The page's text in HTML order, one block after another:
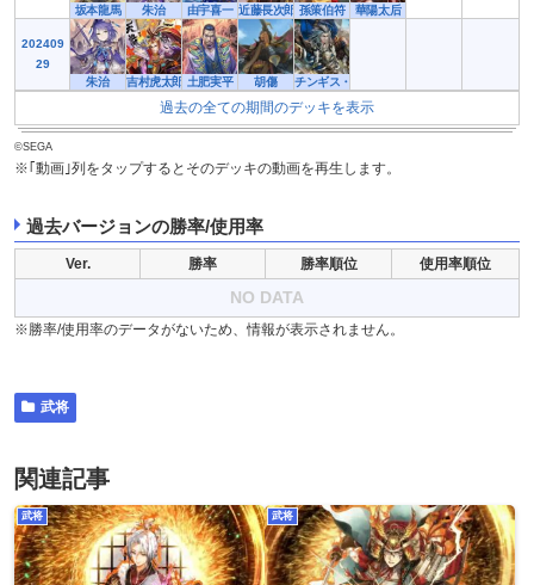
坂本龍馬
朱治 由宇喜一 近藤長次郎 孫策伯符 華陽太后
202409
29
朱治
吉村虎太郎 土肥実平 胡傷 チンギス・ハン
過去の全ての期間のデッキを表示
©SEGA
※｢動画｣列をタップするとそのデッキの動画を再生します。
過去バージョンの勝率/使用率
Ver. 勝率 勝率順位 使用率順位
NO DATA
※勝率/使用率のデータがないため、情報が表示されません。
武将
関連記事
武将 武将